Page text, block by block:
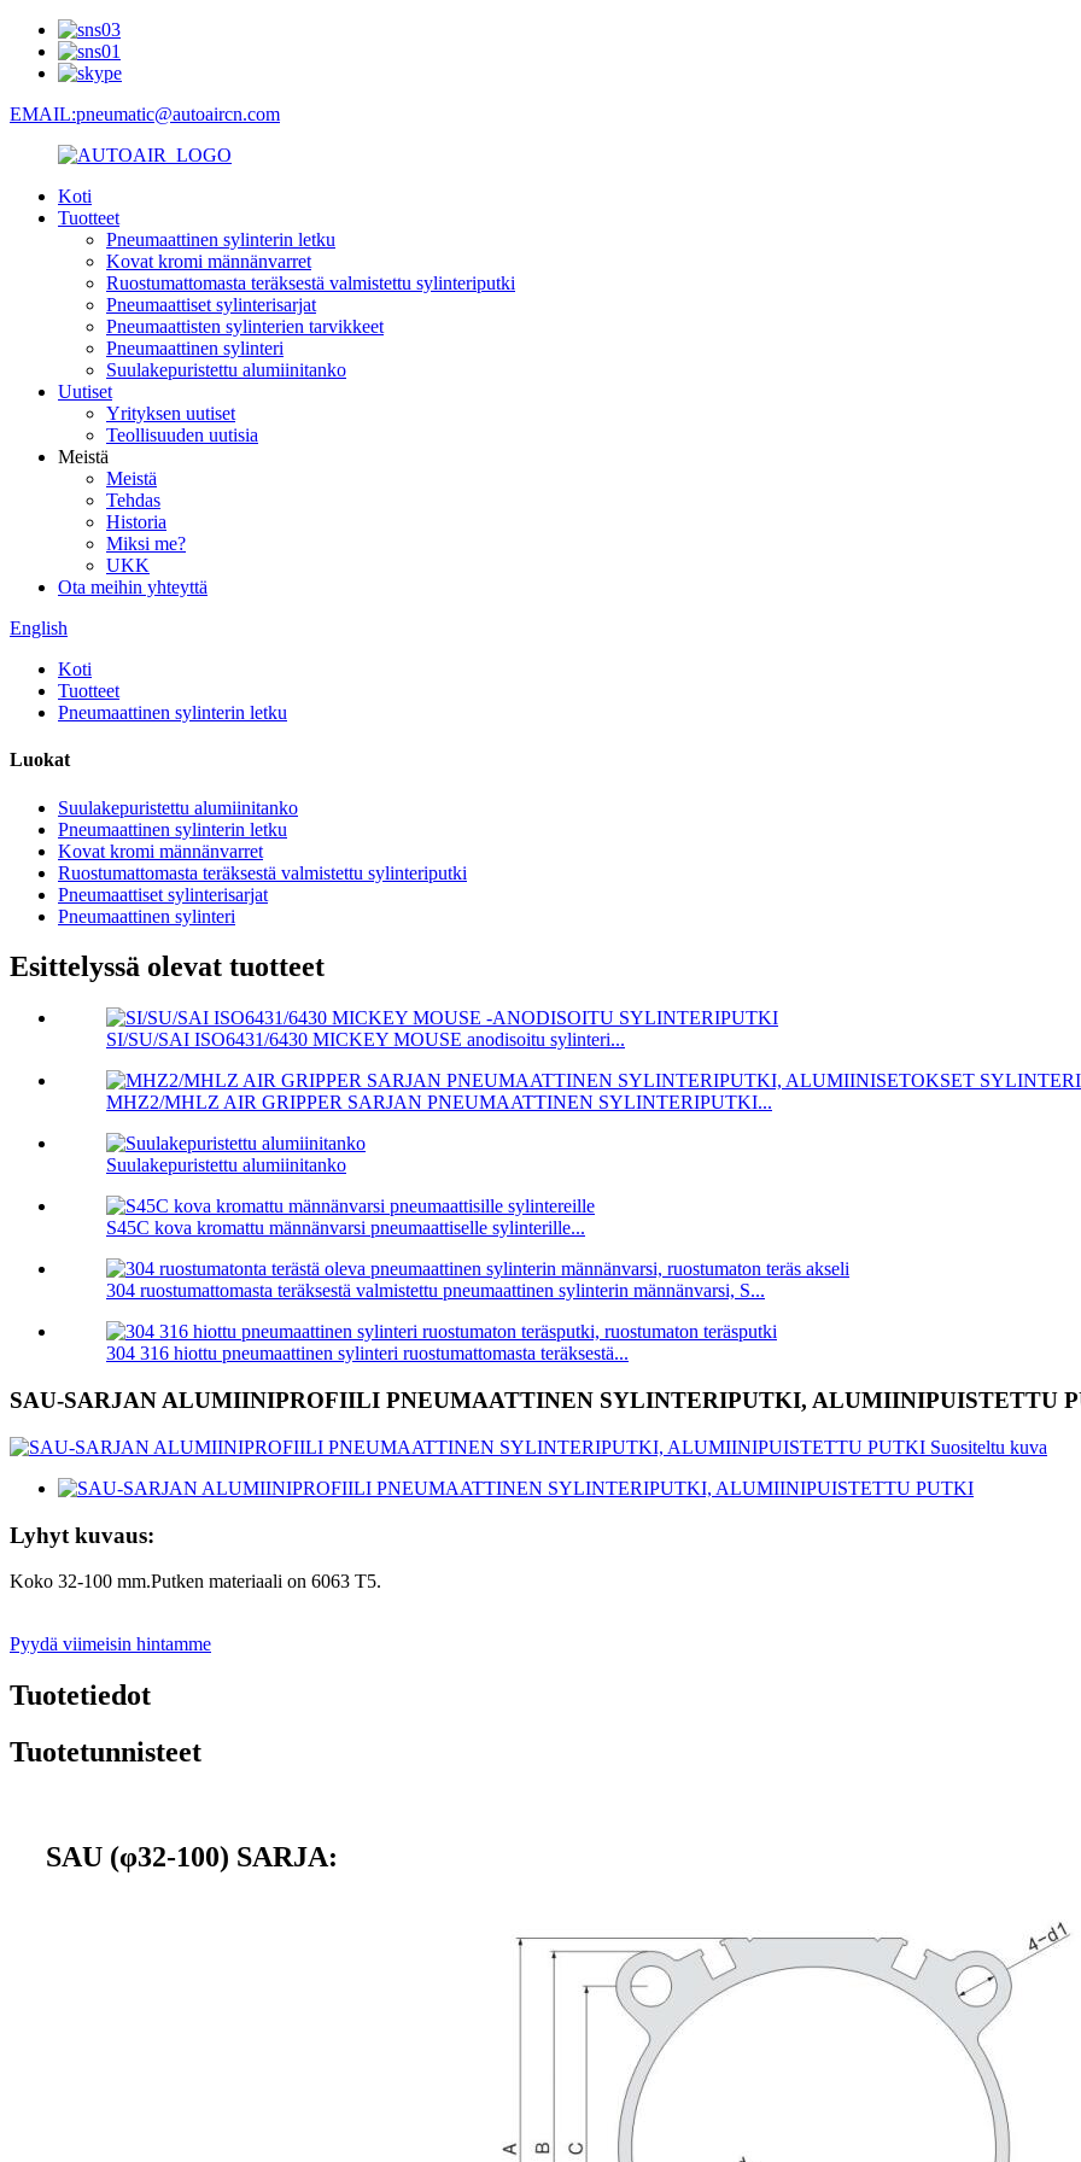
EMAIL:pneumatic@autoaircn.com
Koti
Tuotteet
Pneumaattinen sylinterin letku
Kovat kromi männänvarret
Ruostumattomasta teräksestä valmistettu sylinteriputki
Pneumaattiset sylinterisarjat
Pneumaattisten sylinterien tarvikkeet
Pneumaattinen sylinteri
Suulakepuristettu alumiinitanko
Uutiset
Yrityksen uutiset
Teollisuuden uutisia
Meistä
Meistä
Tehdas
Historia
Miksi me?
UKK
Ota meihin yhteyttä
English
Koti
Tuotteet
Pneumaattinen sylinterin letku
Luokat
Suulakepuristettu alumiinitanko
Pneumaattinen sylinterin letku
Kovat kromi männänvarret
Ruostumattomasta teräksestä valmistettu sylinteriputki
Pneumaattiset sylinterisarjat
Pneumaattinen sylinteri
Esittelyssä olevat tuotteet
SI/SU/SAI ISO6431/6430 MICKEY MOUSE anodisoitu sylinteri...
MHZ2/MHLZ AIR GRIPPER SARJAN PNEUMAATTINEN SYLINTERIPUTKI...
Suulakepuristettu alumiinitanko
S45C kova kromattu männänvarsi pneumaattiselle sylinterille...
304 ruostumattomasta teräksestä valmistettu pneumaattinen sylinterin männänvarsi, S...
304 316 hiottu pneumaattinen sylinteri ruostumattomasta teräksestä...
SAU-SARJAN ALUMIINIPROFIILI PNEUMAATTINEN SYLINTERIPUTKI, ALUMIINIPUISTETTU
Lyhyt kuvaus:
Koko 32-100 mm.Putken materiaali on 6063 T5.
Pyydä viimeisin hintamme
Tuotetiedot
Tuotetunnisteet
SAU (φ32-100) SARJA: